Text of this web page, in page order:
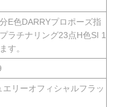
E色DARRYプロポーズ指
ラチナリング23点H色SI 1
す。
エリーオフィシャルフラッ